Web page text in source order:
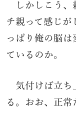
しかしこう、
チ親って感じが
っぱり俺の脳は
ているのか。
気付けば立ち
る。おお、正